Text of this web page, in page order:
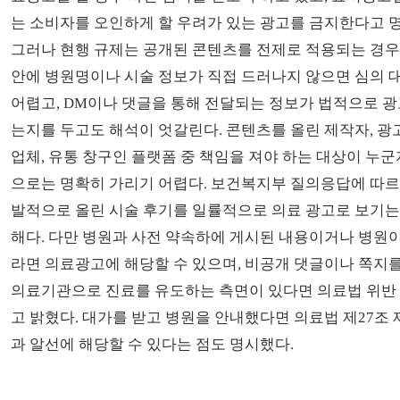
는 소비자를 오인하게 할 우려가 있는 광고를 금지한다고
그러나 현행 규제는 공개된 콘텐츠를 전제로 적용되는 경
안에 병원명이나 시술 정보가 직접 드러나지 않으면 심의
어렵고, DM이나 댓글을 통해 전달되는 정보가 법적으로
는지를 두고도 해석이 엇갈린다. 콘텐츠를 올린 제작자, 광
업체, 유통 창구인 플랫폼 중 책임을 져야 하는 대상이 누
으로는 명확히 가리기 어렵다. 보건복지부 질의응답에 따
발적으로 올린 시술 후기를 일률적으로 의료 광고로 보기
해다. 다만 병원과 사전 약속하에 게시된 내용이거나 병원
라면 의료광고에 해당할 수 있으며, 비공개 댓글이나 쪽지
의료기관으로 진료를 유도하는 측면이 있다면 의료법 위
고 밝혔다. 대가를 받고 병원을 안내했다면 의료법 제27조
과 알선에 해당할 수 있다는 점도 명시했다.